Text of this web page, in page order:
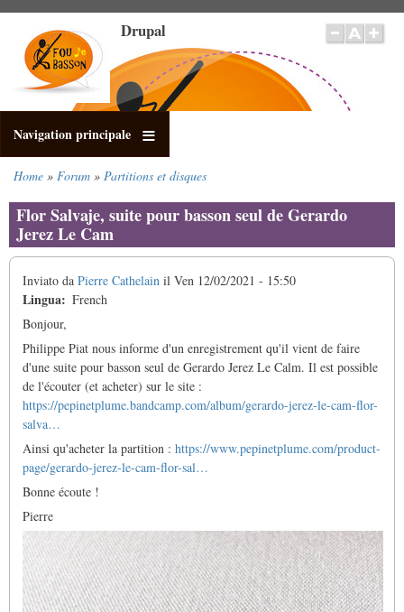
contenuto
principale
Drupal
Navigation principale
di
pane
Home Forum Partitions et disques
Flor Salvaje, suite pour basson seul de Gerardo
Jerez Le Cam
Inviato da Pierre Cathelain il Ven 12/02/2021 - 15:50
Lingua
French
Bonjour,
Philippe Piat nous informe d'un enregistrement qu'il vient de faire
d'une suite pour basson seul de Gerardo Jerez Le Calm. Il est possible
de l'écouter (et acheter) sur le site :
https://pepinetplume.bandcamp.com/album/gerardo-jerez-le-cam-flor-
salva…
Ainsi qu'acheter la partition : https://www.pepinetplume.com/product-
page/gerardo-jerez-le-cam-flor-sal…
Bonne écoute !
Pierre